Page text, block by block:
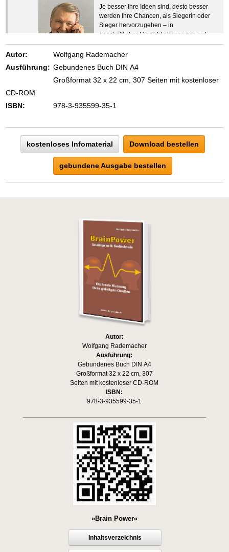
Je besser Ihre Ideen sind, desto besser
werden Ihre Chancen, als Siegerin oder
Sieger hervorzugehen – in
geschäftlicher Hinsicht ebenso wie auf
beruflichem oder privatem Gebiet. Denn
eins ist todsicher:
Zeigen Sie mit der Maus hierhin, um
Autor:
Wolfgang Rademacher
Ausführung: Gebundenes Buch DIN A4
Großformat 32 x 22 cm, 307 Seiten mit kostenloser
CD-ROM
ISBN:
978-3-935599-35-1
kostenloses Infomaterial Download bestellen
gebundene Ausgabe bestellen
Autor:
Wolfgang Rademacher
Ausführung:
Gebundenes Buch DIN A4
Großformat 32 x 22 cm, 307
Seiten mit kostenloser CD-ROM
ISBN:
978-3-935599-35-1
»Brain Power«
Inhaltsverzeichnis